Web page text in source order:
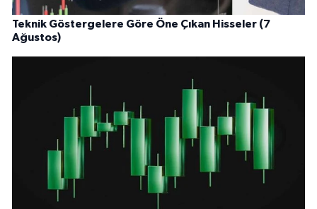
Teknik Göstergelere Göre Öne Çıkan Hisseler (7
Ağustos)